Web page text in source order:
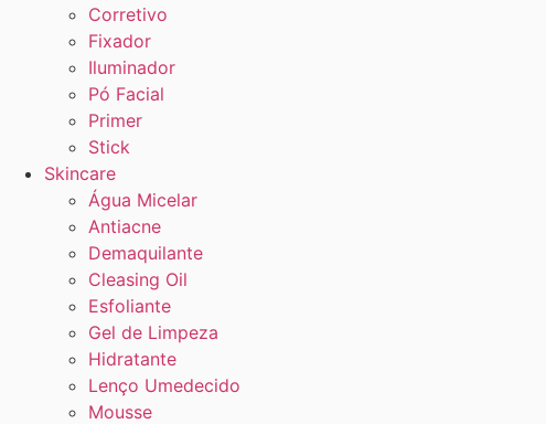
Corretivo
Fixador
Iluminador
Pó Facial
Primer
Stick
Skincare
Água Micelar
Antiacne
Demaquilante
Cleasing Oil
Esfoliante
Gel de Limpeza
Hidratante
Lenço Umedecido
Mousse